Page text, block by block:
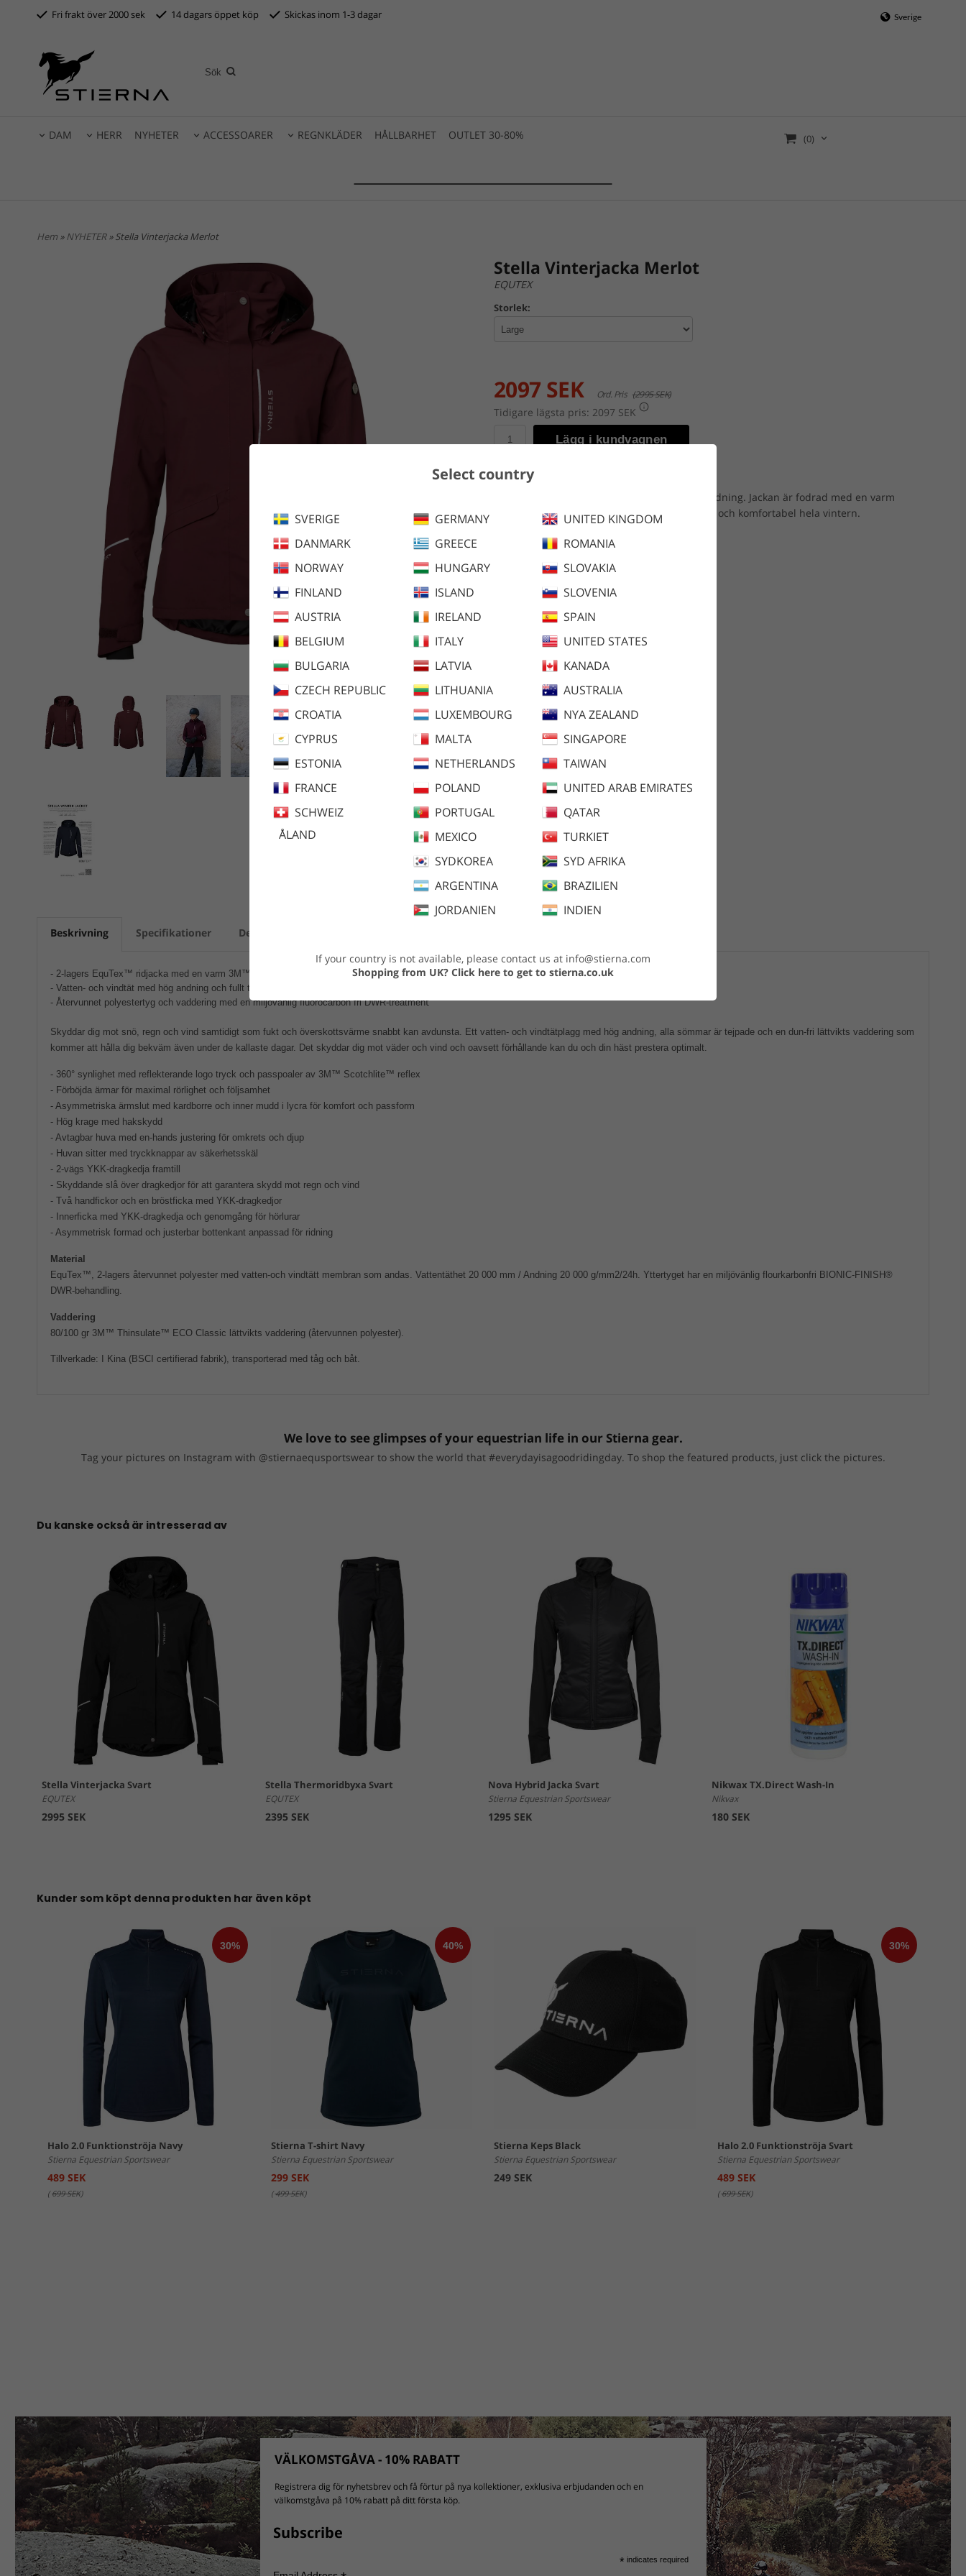
Fri frakt över 2000 sek 14 dagars öppet köp Skickas inom 1-3 dagar Sverige
Select country
SVERIGE
DANMARK
NORWAY
FINLAND
AUSTRIA
BELGIUM
BULGARIA
CZECH REPUBLIC
CROATIA
CYPRUS
ESTONIA
FRANCE
SCHWEIZ
ÅLAND
GERMANY
GREECE
HUNGARY
ISLAND
IRELAND
ITALY
LATVIA
LITHUANIA
LUXEMBOURG
MALTA
NETHERLANDS
POLAND
PORTUGAL
MEXICO
SYDKOREA
ARGENTINA
JORDANIEN
UNITED KINGDOM
ROMANIA
SLOVAKIA
SLOVENIA
SPAIN
UNITED STATES
KANADA
AUSTRALIA
NYA ZEALAND
SINGAPORE
TAIWAN
UNITED ARAB EMIRATES
QATAR
TURKIET
SYD AFRIKA
BRAZILIEN
INDIEN
If your country is not available, please contact us at info@stierna.com
Shopping from UK? Click here to get to stierna.co.uk
DAM HERR NYHETER ACCESSOARER REGNKLÄDER HÅLLBARHET OUTLET 30-80% (0)
Hem »NYHETER» Stella Vinterjacka Merlot
Stella Vinterjacka Merlot
EQUTEX
Storlek:
2097 SEK Ord. Pris (2995 SEK)
Tidigare lägsta pris: 2097 SEK
Lägg i kundvagnen
En vatten- och vindtät vinterjacka med god andning. Jackan är fodrad med en varm
lättviktspadding och håller dig garanterat torr och komfortabel hela vintern.
Finns även i följande färger:
Beskrivning Specifikationer Dela
- 2-lagers EquTex™ ridjacka med en varm 3M™ Thinsulate™ lättviktsvaddering
- Vatten- och vindtät med hög andning och fullt tejpade sömmar
- Återvunnet polyestertyg och vaddering med en miljövänlig fluorocarbon fri DWR-treatment
Skyddar dig mot snö, regn och vind samtidigt som fukt och överskottsvärme snabbt kan avdunsta. Ett vatten- och vindtätplagg med hög andning, alla sömmar är tejpade och en dun-fri lättvikts vaddering som
kommer att hålla dig bekväm även under de kallaste dagar. Det skyddar dig mot väder och vind och oavsett förhållande kan du och din häst prestera optimalt.
- 360° synlighet med reflekterande logo tryck och passpoaler av 3M™ Scotchlite™ reflex
- Förböjda ärmar för maximal rörlighet och följsamhet
- Asymmetriska ärmslut med kardborre och inner mudd i lycra för komfort och passform
- Hög krage med hakskydd
- Avtagbar huva med en-hands justering för omkrets och djup
- Huvan sitter med tryckknappar av säkerhetsskäl
- 2-vägs YKK-dragkedja framtill
- Skyddande slå över dragkedjor för att garantera skydd mot regn och vind
- Två handfickor och en bröstficka med YKK-dragkedjor
- Innerficka med YKK-dragkedja och genomgång för hörlurar
- Asymmetrisk formad och justerbar bottenkant anpassad för ridning
Material
EquTex™, 2-lagers återvunnet polyester med vatten-och vindtätt membran som andas. Vattentäthet 20 000 mm / Andning 20 000 g/mm2/24h. Yttertyget har en miljövänlig flourkarbonfri BIONIC-FINISH®
DWR-behandling.
Vaddering
80/100 gr 3M™ Thinsulate™ ECO Classic lättvikts vaddering (återvunnen polyester).
Tillverkade: I Kina (BSCI certifierad fabrik), transporterad med tåg och båt.
We love to see glimpses of your equestrian life in our Stierna gear.
Tag your pictures on Instagram with @stiernaequsportswear to show the world that #everydayisagoodridingday. To shop the featured products, just click the pictures.
Du kanske också är intresserad av
Stella Vinterjacka Svart
EQUTEX
2995 SEK
Stella Thermoridbyxa Svart
EQUTEX
2395 SEK
Nova Hybrid Jacka Svart
Stierna Equestrian Sportswear
1295 SEK
Nikwax TX.Direct Wash-In
Nikvax
180 SEK
Kunder som köpt denna produkten har även köpt
Halo 2.0 Funktionströja Navy
Stierna Equestrian Sportswear
489 SEK
(699 SEK)
Stierna T-shirt Navy
Stierna Equestrian Sportswear
299 SEK
(499 SEK)
Stierna Keps Black
Stierna Equestrian Sportswear
249 SEK
Halo 2.0 Funktionströja Svart
Stierna Equestrian Sportswear
489 SEK
(699 SEK)
VÄLKOMSTGÅVA - 10% RABATT
Registrera dig för nyhetsbrev och få förtur på nya kollektioner, exklusiva erbjudanden och en
välkomstgåva på 10% rabatt på ditt första köp.
Subscribe
* indicates required